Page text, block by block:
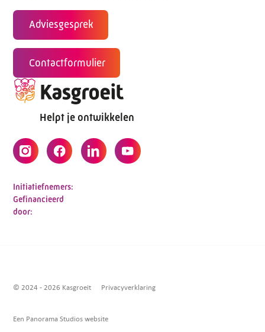
Adviesgesprek
Contactformulier
Helpt je ontwikkelen
Initiatiefnemers:
Gefinancieerd
door:
© 2024 - 2026 Kasgroeit Privacyverklaring
Een Panorama Studios website